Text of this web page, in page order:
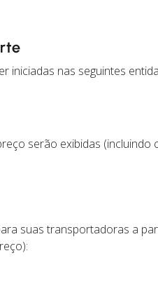
nas seguintes
serão exibidas (incluindo
suas transportadoras a